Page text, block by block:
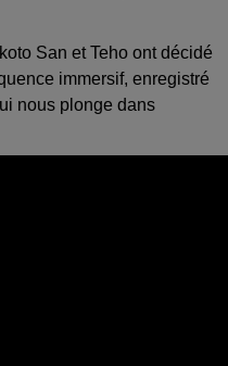
San etTeho ont décidé
immersif, enregistré
nous plonge dans